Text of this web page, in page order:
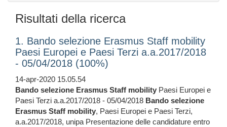
Risultati della ricerca
1. Bando selezione Erasmus Staff mobility
Paesi Europei e Paesi Terzi a.a.2017/2018
- 05/04/2018 (100%)
14-apr-2020 15.05.54
Bando selezione Erasmus Staff mobility Paesi Europei e
Paesi Terzi a.a.2017/2018 - 05/04/2018 Bando selezione
Erasmus Staff mobility, Paesi Europei e Paesi Terzi,
a.a.2017/2018, unipa Presentazione delle candidature entro